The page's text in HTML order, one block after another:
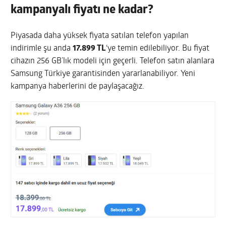
kampanyalı fiyatı ne kadar?
Piyasada daha yüksek fiyata satılan telefon yapılan
indirimle şu anda17.899 TL‘ye temin edilebiliyor. Bu fiyat
cihazın 256 GB’lık modeli için geçerli. Telefon satın alanlara
Samsung Türkiye garantisinden yararlanabiliyor. Yeni
kampanya haberlerini de paylaşacağız.